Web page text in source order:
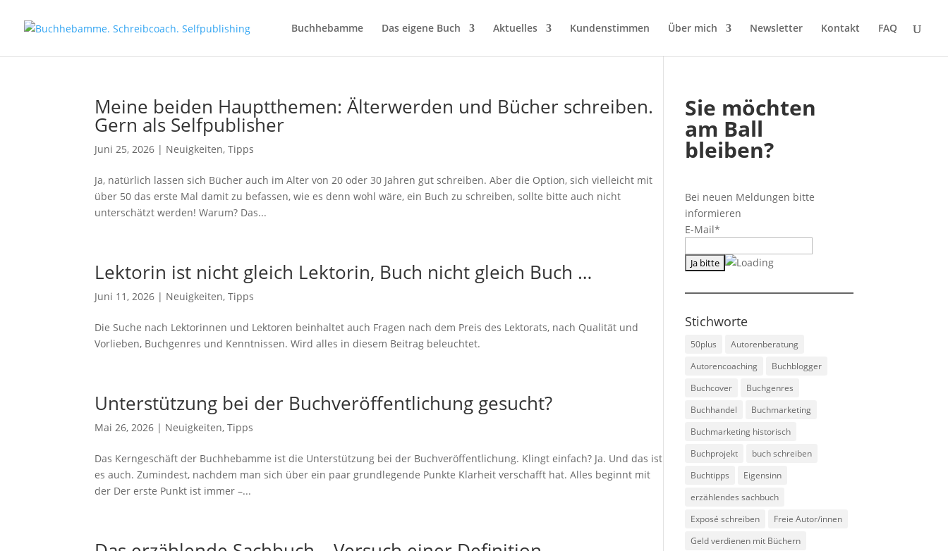
Buchhebamme Das eigene Buch Aktuelles Kundenstimmen Über mich Newsletter Kontakt FAQ
Meine beiden Hauptthemen: Älterwerden und Bücher schreiben.
Gern als Selfpublisher
Juni 25, 2026 | Neuigkeiten,Tipps
Ja, natürlich lassen sich Bücher auch im Alter von 20 oder 30 Jahren gut schreiben. Aber die Option, sich vielleicht mit
über 50 das erste Mal damit zu befassen, wie es denn wohl wäre, ein Buch zu schreiben, sollte bitte auch nicht
unterschätzt werden! Warum? Das...
Lektorin ist nicht gleich Lektorin, Buch nicht gleich Buch …
Juni 11, 2026 | Neuigkeiten,Tipps
Die Suche nach Lektorinnen und Lektoren beinhaltet auch Fragen nach dem Preis des Lektorats, nach Qualität und
Vorlieben, Buchgenres und Kenntnissen. Wird alles in diesem Beitrag beleuchtet.
Unterstützung bei der Buchveröffentlichung gesucht?
Mai 26, 2026 | Neuigkeiten,Tipps
Das Kerngeschäft der Buchhebamme ist die Unterstützung bei der Buchveröffentlichung. Klingt einfach? Ja. Und das ist
es auch. Zumindest, nachdem man sich über ein paar grundlegende Punkte Klarheit verschafft hat. Alles beginnt mit
der Der erste Punkt ist immer –...
Sie möchten
am Ball
bleiben?
Bei neuen Meldungen bitte
informieren
E-Mail*
Stichworte
50plus
Autorenberatung
Autorencoaching
Buchblogger
Buchcover
Buchgenres
Buchhandel
Buchmarketing
Buchmarketing historisch
Buchprojekt
buch schreiben
Buchtipps
Eigensinn
erzählendes sachbuch
Exposé schreiben
Freie Autor/innen
Geld verdienen mit Büchern